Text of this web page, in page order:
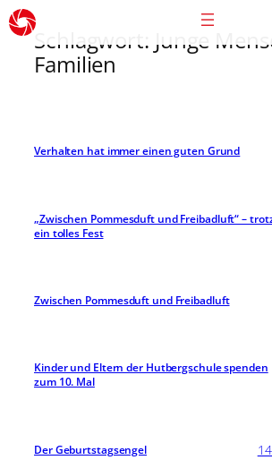
Schlagwort: Junge
Familien
Verhalten hat immer einen guten Grund
„Zwischen Pommesduft und Freibadluft“ –
ein tolles Fest
Zwischen Pommesduft und Freibadluft
Kinder und Eltern der Hutbergschule spenden
zum 10. Mal
Der Geburtstagsengel